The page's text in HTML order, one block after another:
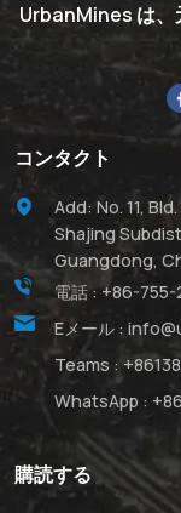
UrbanMines は、
コンタクト
Add: No. 11,
Shajing
Guangdong,
電話 :+86-755-
Eメール :
Teams :
WhatsApp :
購読する